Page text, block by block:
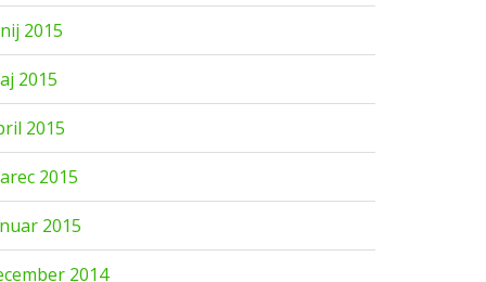
2015
2015
2015
2015
2015
2014